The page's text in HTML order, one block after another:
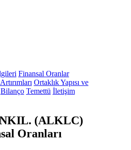
Finansal Oranlar
Ortaklık Yapısı ve
Bilanço Temettü İletişim
(ALKLC)
Oranları